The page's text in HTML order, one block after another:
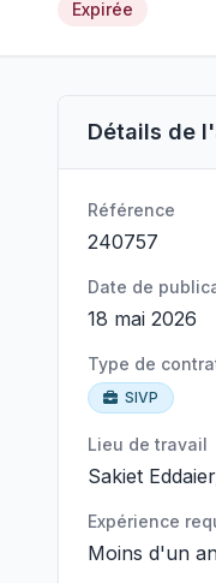
Expirée
Détails de
Référence
240757
Date de
18 mai 2026
Type de
SIVP
Lieu de travail
Sakiet
Expérience
Moins d'un